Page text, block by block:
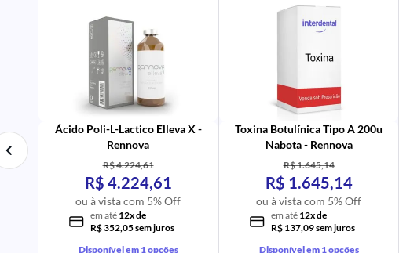
IM UR NA PR
Ácido Poli-L-Lactico Elleva X -
Rennova
R$ 4.224,61
R$ 4.224,61
ou à vista com 5% Off
em até 12x de
R$ 352,05 sem juros
Disponível em 1 opções
Toxina Botulínica Tipo A 200u
Nabota - Rennova
R$ 1.645,14
R$ 1.645,14
ou à vista com 5% Off
em até 12x de
R$ 137,09 sem juros
Disponível em 1 opções